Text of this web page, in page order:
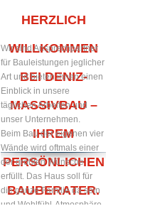
HERZLICH
WILLKOMMEN
BEI DENIZ-
MASSIVBAU –
IHREM
PERSÖNLICHEN
BAUBERATER.
Wir sind Ansprechpartner
für Bauleistungen jeglicher
Art und bieten ihnen einen
Einblick in unsere
täglichen Arbeiten und
unser Unternehmen.
Beim Bau der eigenen vier
Wände wird oftmals einer
der größten Wünsche
erfüllt. Das Haus soll für
die ganze Familie da sein
und Wohlfühl-Atmosphäre